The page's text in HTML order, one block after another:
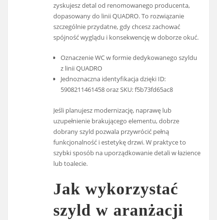
zyskujesz detal od renomowanego producenta,
dopasowany do linii QUADRO. To rozwiązanie
szczególnie przydatne, gdy chcesz zachować
spójność wyglądu i konsekwencję w doborze okuć.
Oznaczenie WC w formie dedykowanego szyldu
z linii QUADRO
Jednoznaczna identyfikacja dzięki ID:
5908211461458 oraz SKU: f5b73fd65ac8
Jeśli planujesz modernizację, naprawę lub
uzupełnienie brakującego elementu, dobrze
dobrany szyld pozwala przywrócić pełną
funkcjonalność i estetykę drzwi. W praktyce to
szybki sposób na uporządkowanie detali w łazience
lub toalecie.
Jak wykorzystać
szyld w aranżacji